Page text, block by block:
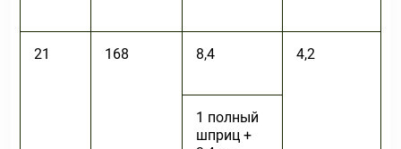
21 168 8,4 4,2
1 полный
шприц +